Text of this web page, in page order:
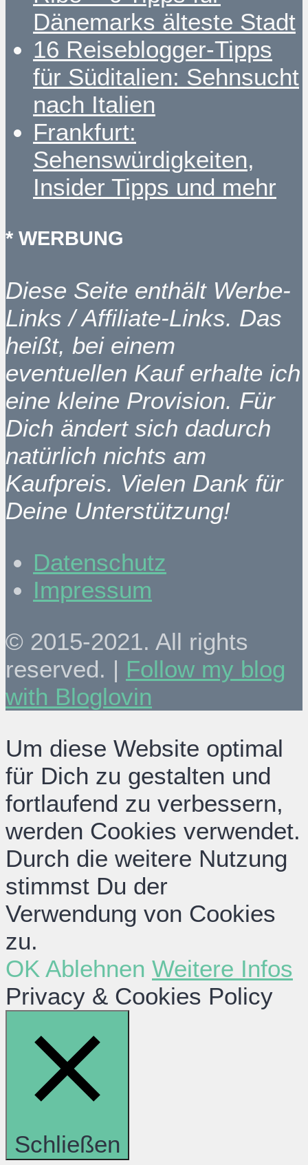
Dänemarks älteste Stadt
16 Reiseblogger-Tipps
für Süditalien: Sehnsucht
nach Italien
Frankfurt:
Sehenswürdigkeiten,
Insider Tipps und mehr
* WERBUNG
Diese Seite enthält Werbe-
Links / Affiliate-Links. Das
heißt, bei einem
eventuellen Kauf erhalte ich
eine kleine Provision. Für
Dich ändert sich dadurch
natürlich nichts am
Kaufpreis. Vielen Dank für
Deine Unterstützung!
Datenschutz
Impressum
© 2015-2021. All rights
reserved. | Follow my blog
with Bloglovin
Um diese Website optimal
für Dich zu gestalten und
fortlaufend zu verbessern,
werden Cookies verwendet.
Durch die weitere Nutzung
stimmst Du der
Verwendung von Cookies
zu.
OK Ablehnen Weitere Infos
Privacy & Cookies Policy
Schließen